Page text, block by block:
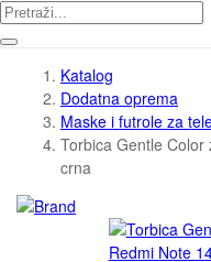
Katalog
Dodatna oprema
Maske i futrole za
Torbica Gentle Color
crna